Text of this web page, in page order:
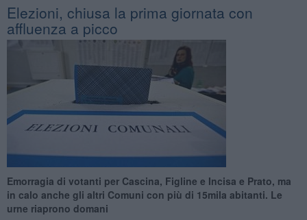
Elezioni, chiusa la prima giornata con
affluenza a picco
Emorragia di votanti per Cascina, Figline e Incisa e Prato, ma
in calo anche gli altri Comuni con più di 15mila abitanti. Le
urne riaprono domani